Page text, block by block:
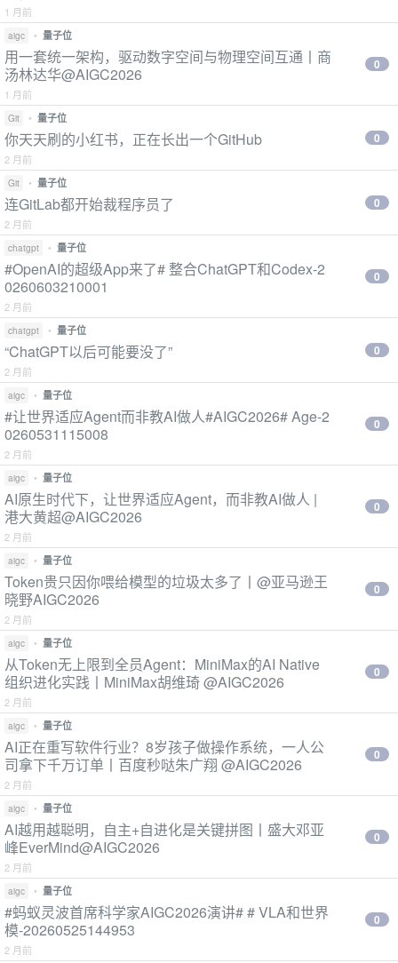
1 月前
aigc • 量子位
用一套统一架构，驱动数字空间与物理空间互通丨商
汤林达华@AIGC2026
1 月前
0
Git • 量子位
你天天刷的小红书，正在长出一个GitHub
2 月前
0
Git • 量子位
连GitLab都开始裁程序员了
2 月前
0
chatgpt • 量子位
#OpenAI的超级App来了# 整合ChatGPT和Codex-2
0260603210001
2 月前
0
chatgpt • 量子位
“ChatGPT以后可能要没了”
2 月前
0
aigc • 量子位
#让世界适应Agent而非教AI做人#AIGC2026# Age-2
0260531115008
2 月前
0
aigc • 量子位
AI原生时代下，让世界适应Agent，而非教AI做人 |
港大黄超@AIGC2026
2 月前
0
aigc • 量子位
Token贵只因你喂给模型的垃圾太多了丨@亚马逊王
晓野AIGC2026
2 月前
0
aigc • 量子位
从Token无上限到全员Agent：MiniMax的AI Native
组织进化实践丨MiniMax胡维琦 @AIGC2026
2 月前
0
aigc • 量子位
AI正在重写软件行业？8岁孩子做操作系统，一人公
司拿下千万订单丨百度秒哒朱广翔 @AIGC2026
2 月前
0
aigc • 量子位
AI越用越聪明，自主+自进化是关键拼图丨盛大邓亚
峰EverMind@AIGC2026
2 月前
0
aigc • 量子位
#蚂蚁灵波首席科学家AIGC2026演讲# # VLA和世界
模-20260525144953
2 月前
0